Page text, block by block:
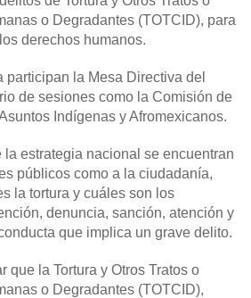
o Degradantes (TOTCID), para
derechos humanos.
participan la Mesa Directiva del
de sesiones como la Comisión de
Indígenas y Afromexicanos.
la estrategia nacional se encuentran
públicos como a la ciudadanía,
la tortura y cuáles son los
denuncia, sanción, atención y
que implica un grave delito.
que la Tortura y Otros Tratos o
o Degradantes (TOTCID),